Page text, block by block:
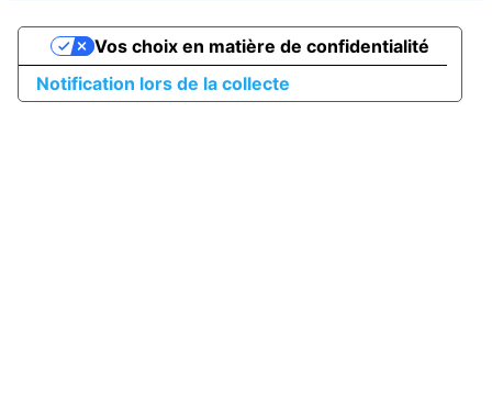
Notification lors de la collecte
Vos choix en matière de confidentialité